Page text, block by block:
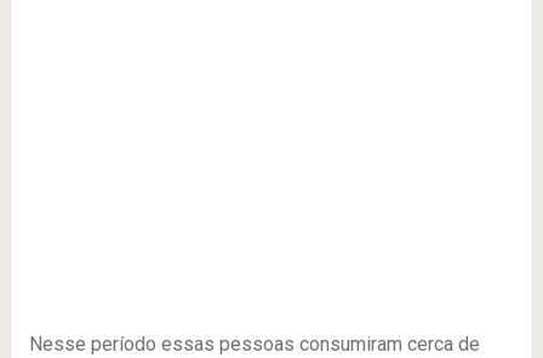
Nesse período essas pessoas consumiram cerca de